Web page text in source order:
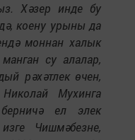
Хәзер инде бу
коену урыны да
моннан халык
су алалар,
рәхәтлек өчен,
Мухинга
ел элек
Чишмәбезне,